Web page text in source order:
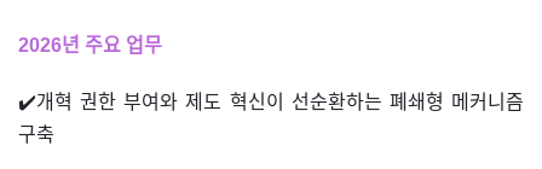
2026년 주요 업무
✔️개혁 권한 부여와 제도 혁신이 선순환하는 폐쇄형 메커니즘
구축